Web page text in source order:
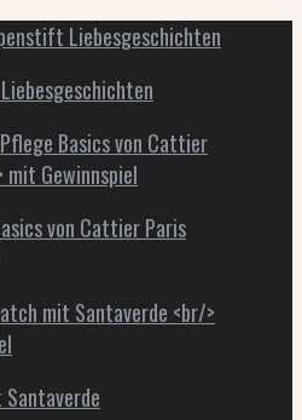
von Cattier Paris
Santaverde